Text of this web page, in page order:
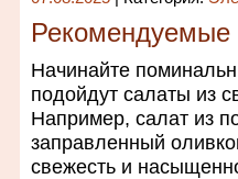
Рекомендуемые
Начинайте
подойдут салаты из
Например, салат из
заправленный
свежесть и